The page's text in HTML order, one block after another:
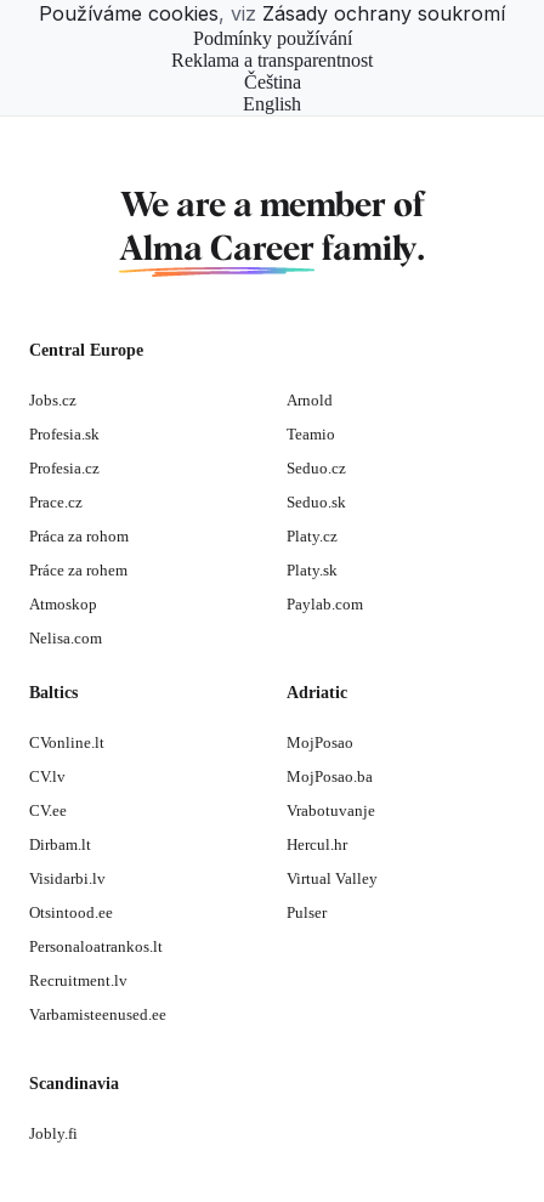
Používáme cookies, viz Zásady ochrany soukromí
Podmínky používání
Reklama a transparentnost
Čeština
English
We are a member of
Alma Career family.
Central Europe
Jobs.cz
Profesia.sk
Profesia.cz
Prace.cz
Práca za rohom
Práce za rohem
Atmoskop
Nelisa.com
Arnold
Teamio
Seduo.cz
Seduo.sk
Platy.cz
Platy.sk
Paylab.com
Baltics
CVonline.lt
CV.lv
CV.ee
Dirbam.lt
Visidarbi.lv
Otsintood.ee
Personaloatrankos.lt
Recruitment.lv
Varbamisteenused.ee
Adriatic
MojPosao
MojPosao.ba
Vrabotuvanje
Hercul.hr
Virtual Valley
Pulser
Scandinavia
Jobly.fi